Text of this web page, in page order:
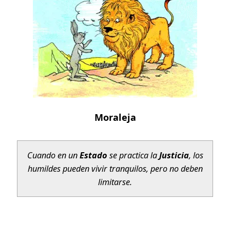
Moraleja
Cuando en unEstado se practica laJusticia, los
humildes pueden vivir tranquilos, pero no deben
limitarse.